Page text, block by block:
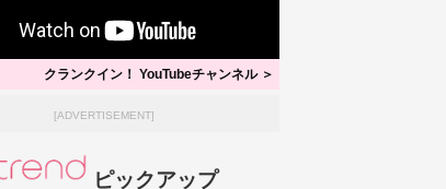
クランクイン！ YouTubeチャンネル ＞
[ADVERTISEMENT]
ピックアップ